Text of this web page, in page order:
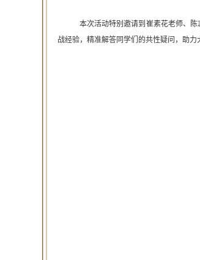
本次活动特别邀请到崔素花老师、陈志
战经验，精准解答同学们的共性疑问，助力